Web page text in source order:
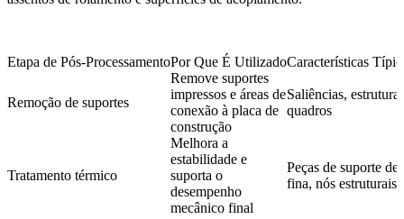
Etapa de Pós-ProcessamentoPor Que É UtilizadoCaracterísticas
Remoção de suportes
Remove suportes
impressos e áreas de
conexão à placa de
construção
Saliências,
quadros
Tratamento térmico
Melhora a
estabilidade e
suporta o
desempenho
mecânico final
Peças de suporte
fina, nós estruturais